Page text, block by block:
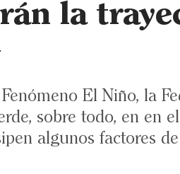
la
Fenómeno El Niño, la
sobre todo, en en
algunos factores